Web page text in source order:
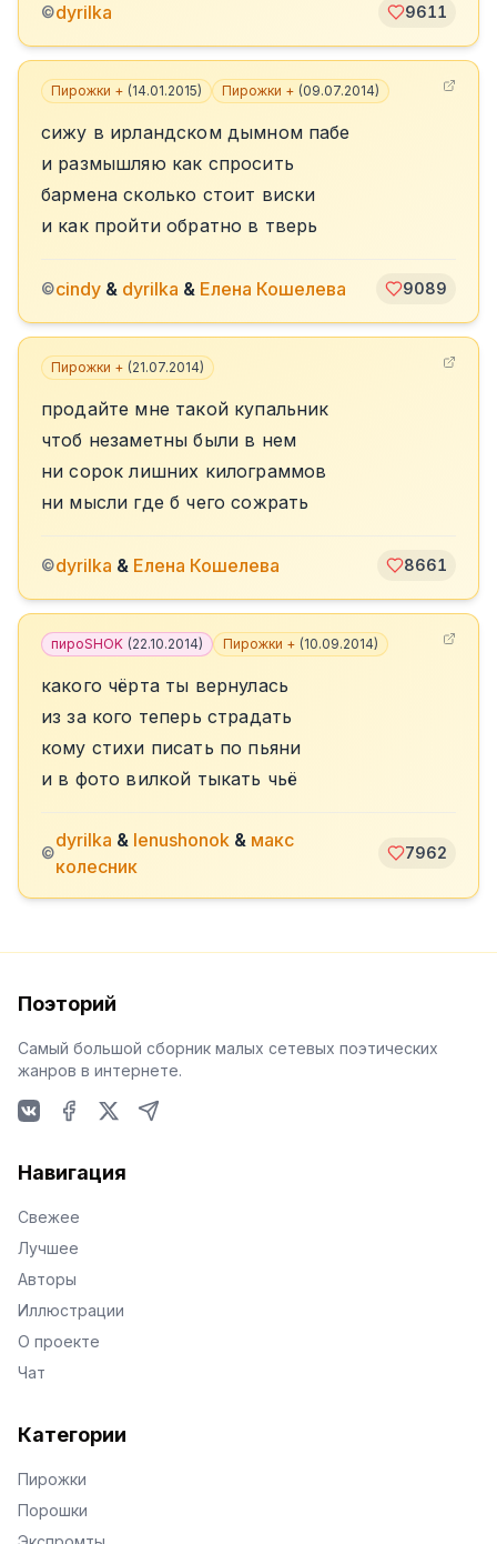
©dyrilka 9611
Пирожки + (14.01.2015) Пирожки + (09.07.2014)
сижу в ирландском дымном пабе
и размышляю как спросить
бармена сколько стоит виски
и как пройти обратно в тверь
©cindy & dyrilka & Елена Кошелева 9089
Пирожки + (21.07.2014)
продайте мне такой купальник
чтоб незаметны были в нем
ни сорок лишних килограммов
ни мысли где б чего сожрать
©dyrilka & Елена Кошелева 8661
пироSHOK (22.10.2014) Пирожки + (10.09.2014)
какого чёрта ты вернулась
из за кого теперь страдать
кому стихи писать по пьяни
и в фото вилкой тыкать чьё
©
dyrilka & lenushonok & макс
колесник
7962
Поэторий
Самый большой сборник малых сетевых поэтических
жанров в интернете.
Навигация
Свежее
Лучшее
Авторы
Иллюстрации
О проекте
Чат
Категории
Пирожки
Порошки